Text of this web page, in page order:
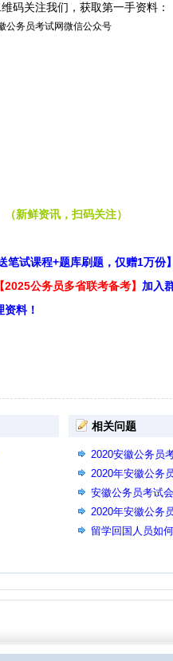
码关注我们，获取第一手资料：
（新鲜资讯，扫码关注）
笔试课程+题库刷题，仅赠1万份】
【2025公务员多省联考备考】 加入
料！
相关问题
2020安徽公务员
2020年安徽公务
安徽公务员考试
2020年安徽公务
留学回国人员如